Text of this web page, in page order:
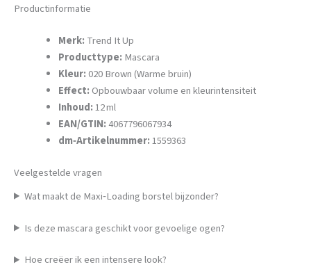
Productinformatie
Merk: Trend It Up
Producttype: Mascara
Kleur: 020 Brown (Warme bruin)
Effect: Opbouwbaar volume en kleurintensiteit
Inhoud:12 ml
EAN/GTIN: 4067796067934
dm‑Artikelnummer:1559363
Veelgestelde vragen
Wat maakt de Maxi‑Loading borstel bijzonder?
Is deze mascara geschikt voor gevoelige ogen?
Hoe creëer ik een intensere look?